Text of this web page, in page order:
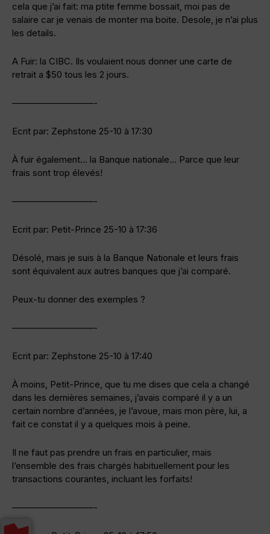
cela que j’ai fait: ma ptite femme bossait, moi pas de
salaire car je venais de monter ma boite. Desole, je n’ai plus
les details.
A Fuir: la CIBC. Ils voulaient nous donner une carte de
retrait a $50 tous les 2 jours.
—————————-
Ecrit par: Zephstone 25-10 à 17:30
À fuir également… la Banque nationale… Parce que leur
frais sont trop élevés!
—————————-
Ecrit par: Petit-Prince 25-10 à 17:36
Désolé, mais je suis à la Banque Nationale et leurs frais
sont équivalent aux autres banques que j’ai comparé.
Peux-tu donner des exemples ?
—————————-
Ecrit par: Zephstone 25-10 à 17:40
À moins, Petit-Prince, que tu me dises que cela a changé
dans les dernières semaines, j’avais comparé il y a un
certain nombre d’années, je l’avoue, mais mon père, lui, a
fait ce constat il y a quelques mois à peine.
Il ne faut pas prendre un frais en particulier, mais
l’ensemble des frais chargés habituellement pour les
transactions courantes, incluant les forfaits!
—————————-